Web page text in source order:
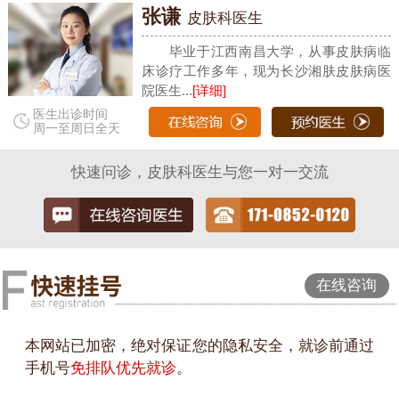
医生出诊时间
周一至周日全天
张谦 皮肤科医生
毕业于江西南昌大学，从事皮肤病临
床诊疗工作多年，现为长沙湘肤皮肤病医
院医生...[详细]
快速问诊，皮肤科医生与您一对一交流
在线咨询
本网站已加密，绝对保证您的隐私安全，就诊前通过
手机号免排队优先就诊。